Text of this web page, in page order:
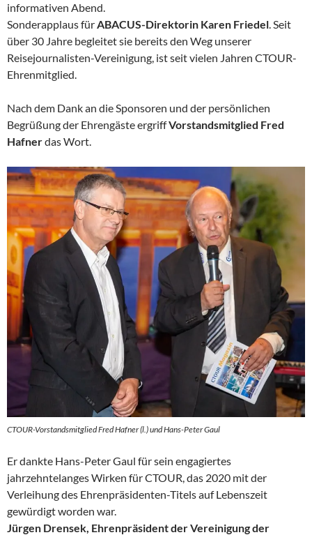
informativen Abend.
Sonderapplaus fürABACUS-Direktorin Karen Friedel. Seit
über 30 Jahre begleitet sie bereits den Weg unserer
Reisejournalisten-Vereinigung, ist seit vielen Jahren CTOUR-
Ehrenmitglied.
Nach dem Dank an die Sponsoren und der persönlichen
Begrüßung der Ehrengäste ergriffVorstandsmitglied Fred
Hafnerdas Wort.
CTOUR-Vorstandsmitglied Fred Hafner (l.) und Hans-Peter Gaul
Er dankte Hans-Peter Gaul für sein engagiertes
jahrzehntelanges Wirken für CTOUR, das 2020 mit der
Verleihung des Ehrenpräsidenten-Titels auf Lebenszeit
gewürdigt worden war.
Jürgen Drensek, Ehrenpräsident derVereinigung der